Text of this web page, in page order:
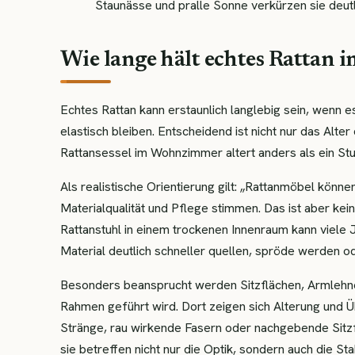
Staunässe und pralle Sonne verkürzen sie
Wie lange hält echtes Rattan
Echtes Rattan kann erstaunlich langlebig sein,
elastisch bleiben. Entscheidend ist nicht nur das
Rattansessel im Wohnzimmer altert anders als ein
Als realistische Orientierung gilt: „Rattanmöbel
Materialqualität und Pflege stimmen. Das ist aber
Rattanstuhl in einem trockenen Innenraum kann
Material deutlich schneller quellen, spröde werden
Besonders beansprucht werden Sitzflächen,
Rahmen geführt wird. Dort zeigen sich Alterung und
Stränge, rau wirkende Fasern oder nachgebende
sie betreffen nicht nur die Optik, sondern auch die